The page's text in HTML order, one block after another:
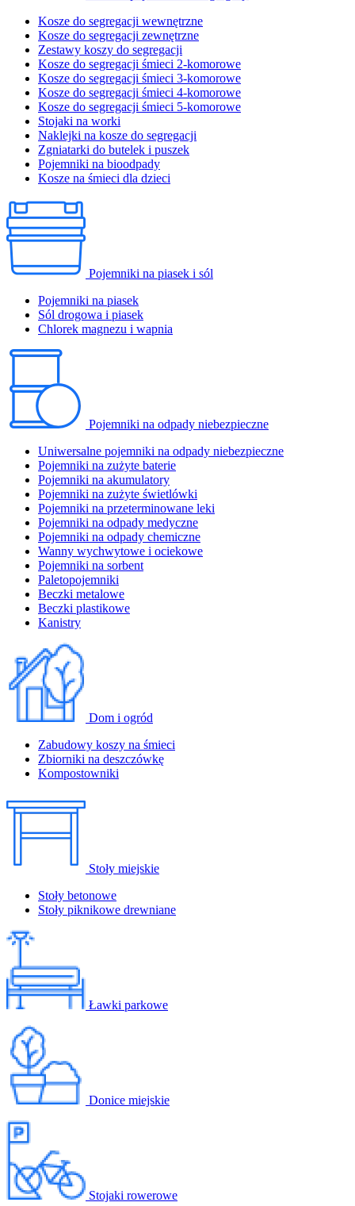
Kosze do segregacji wewnętrzne
Kosze do segregacji zewnętrzne
Zestawy koszy do segregacji
Kosze do segregacji śmieci 2-komorowe
Kosze do segregacji śmieci 3-komorowe
Kosze do segregacji śmieci 4-komorowe
Kosze do segregacji śmieci 5-komorowe
Stojaki na worki
Naklejki na kosze do segregacji
Zgniatarki do butelek i puszek
Pojemniki na bioodpady
Kosze na śmieci dla dzieci
Pojemniki na piasek i sól
Pojemniki na piasek
Sól drogowa i piasek
Chlorek magnezu i wapnia
Pojemniki na odpady niebezpieczne
Uniwersalne pojemniki na odpady niebezpieczne
Pojemniki na zużyte baterie
Pojemniki na akumulatory
Pojemniki na zużyte świetlówki
Pojemniki na przeterminowane leki
Pojemniki na odpady medyczne
Pojemniki na odpady chemiczne
Wanny wychwytowe i ociekowe
Pojemniki na sorbent
Paletopojemniki
Beczki metalowe
Beczki plastikowe
Kanistry
Dom i ogród
Zabudowy koszy na śmieci
Zbiorniki na deszczówkę
Kompostowniki
Stoły miejskie
Stoły betonowe
Stoły piknikowe drewniane
Ławki parkowe
Donice miejskie
Stojaki rowerowe